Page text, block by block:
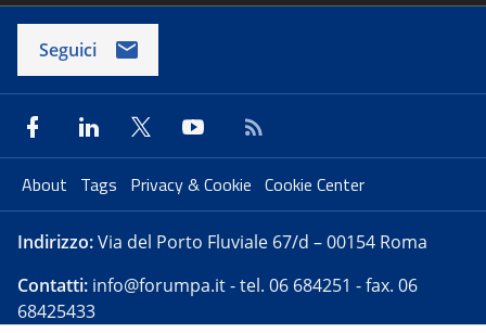
Seguici
About Tags Privacy & Cookie Cookie Center
Indirizzo:Via del Porto Fluviale 67/d – 00154 Roma
Contatti: info@forumpa.it- tel. 06 684251 - fax. 06
68425433